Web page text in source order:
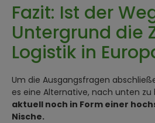
Fazit: Ist der
Untergrund die
Logistik in
Um die Ausgangsfragen
es eine Alternative, nach unten zu
aktuell noch in Form einer
Nische.